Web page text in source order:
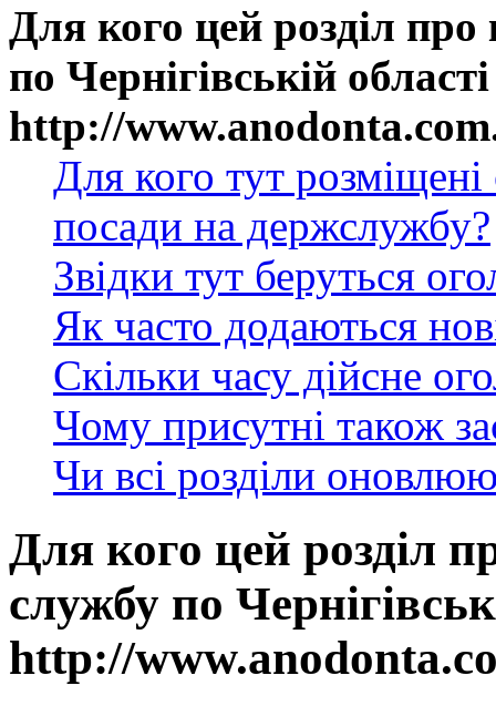
Для кого цей розділ
по Чернігівській
http://
Для кого тут
посади на держслужбу?
Звідки тут беруться
Як часто додаються
Скільки часу дійсне
Чому присутні також
Чи всі розділи
Для кого цей розділ
службу по
http://